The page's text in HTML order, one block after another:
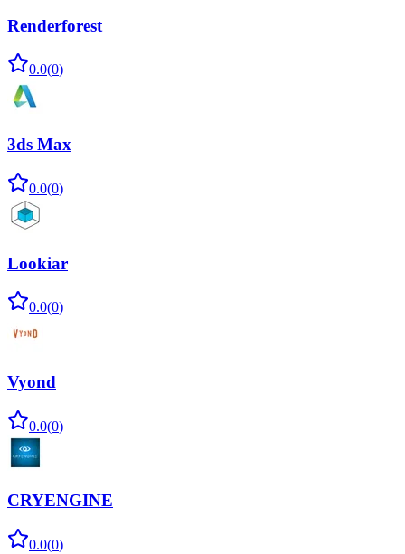
Renderforest
0.0(0)
3ds Max
0.0(0)
Lookiar
0.0(0)
Vyond
0.0(0)
CRYENGINE
0.0(0)